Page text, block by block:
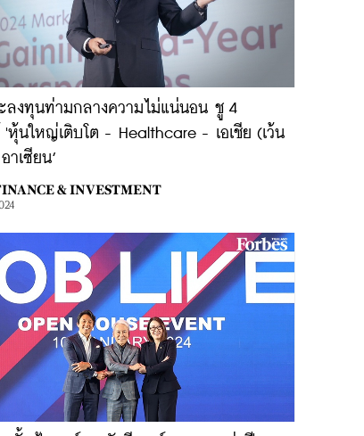
ลงทุนท่ามกลางความไม่แน่นอน ชู 4
หุ้นใหญ่เติบโต - Healthcare - เอเชีย (เว้น
เซียน’
& INVESTMENT